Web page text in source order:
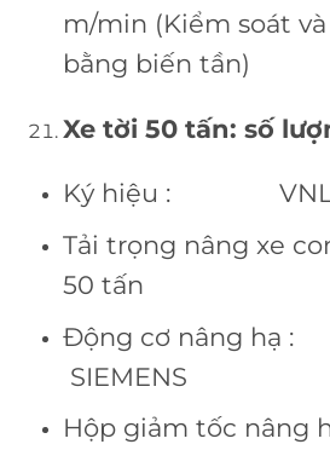
m/min (Kiểm soát
bằng biến tần)
Xe tời 50 tấn: số
Ký hiệu :
Tải trọng nâng
50 tấn
Động cơ nâng
SIEMENS
Hộp giảm tốc